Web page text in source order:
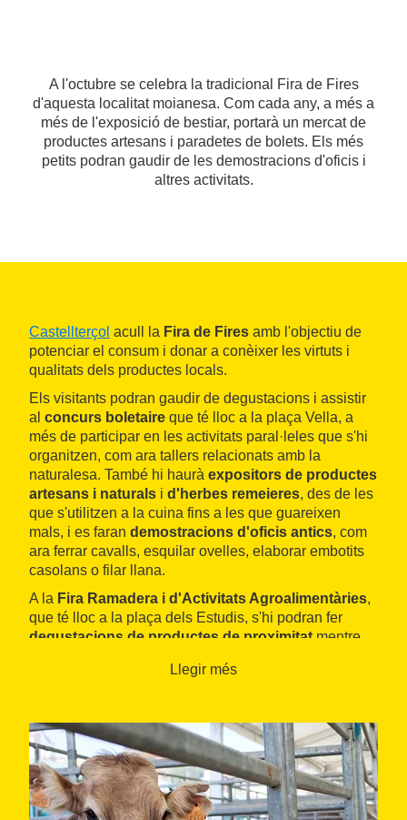
A l'octubre se celebra la tradicional Fira de Fires
d'aquesta localitat moianesa. Com cada any, a més a
més de l'exposició de bestiar, portarà un mercat de
productes artesans i paradetes de bolets. Els més
petits podran gaudir de les demostracions d'oficis i
altres activitats.
Castellterçol acull la Fira de Fires amb l'objectiu de
potenciar el consum i donar a conèixer les virtuts i
qualitats dels productes locals.
Els visitants podran gaudir de degustacions i assistir
al concurs boletaire que té lloc a la plaça Vella, a
més de participar en les activitats paral·leles que s'hi
organitzen, com ara tallers relacionats amb la
naturalesa. També hi haurà expositors de productes
artesans i naturals i d'herbes remeieres, des de les
que s'utilitzen a la cuina fins a les que guareixen
mals, i es faran demostracions d'oficis antics, com
ara ferrar cavalls, esquilar ovelles, elaborar embotits
casolans o filar llana.
A la Fira Ramadera i d'Activitats Agroalimentàries,
que té lloc a la plaça dels Estudis, s'hi podran fer
degustacions de productes de proximitat mentre
ovelles, aviram, conills, etc.
de munyir, un esmorzar de pagès i passejades en
tractors de l'època per a la mainada, entre altres
activitats.
Llegir més